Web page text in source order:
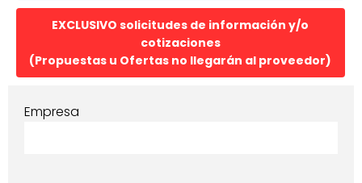
EXCLUSIVO solicitudes de información y/o
cotizaciones
(Propuestas u Ofertas no llegarán al proveedor)
Empresa